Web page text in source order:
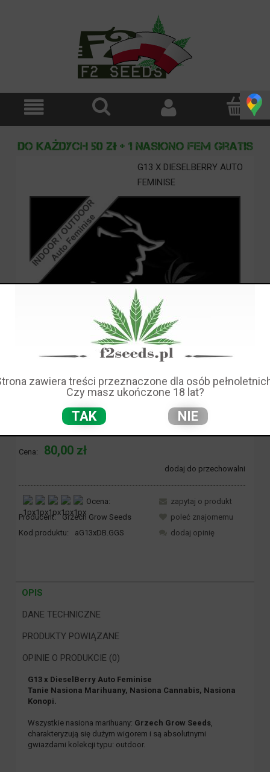
G13 X DIESELBERRY AUTO
FEMINISE
Dostępność: brak towaru
Cena: 80,00 zł
dodaj do przechowalni
Ocena:
Producent: Grzech Grow Seeds
Kod produktu:
aG13xDB.GGS
zapytaj o produkt
poleć znajomemu
dodaj opinię
OPIS
DANE TECHNICZNE
PRODUKTY POWIĄZANE
OPINIE O PRODUKCIE (0)
G13 x DieselBerry Auto Feminise
Tanie Nasiona Marihuany, Nasiona Cannabis, Nasiona
Konopi.
Wszystkie nasiona marihuany: Grzech Grow Seeds,
charakteryzują się dużym wigorem i są absolutnymi
gwiazdami kolekcji typu: outdoor.
zawiera treści przeznaczone dla osób
Czy masz ukończone 18 lat?
TAK NIE